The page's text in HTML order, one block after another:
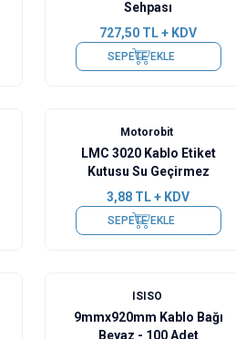
Sehpası
727,50 TL + KDV
SEPETE EKLE
Motorobit
LMC 3020 Kablo Etiket
Kutusu Su Geçirmez
3,88 TL + KDV
SEPETE EKLE
ISISO
9mmx920mm Kablo Bağı
Beyaz - 100 Adet